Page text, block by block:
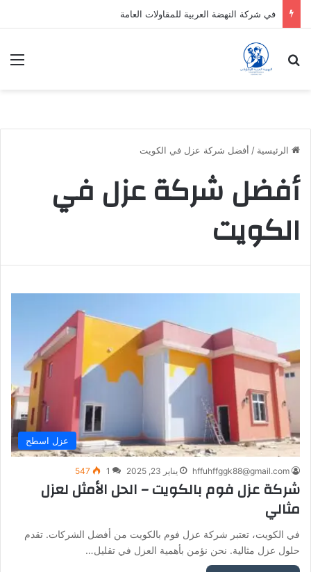
في شركة النهضة العربية للمقاولات العامة
بحث عن
الرئيسية / أفضل شركة عزل في الكويت
أفضل شركة عزل في
الكويت
عزل اسطح
hffuhffggk88@gmail.com يناير 23, 2025 1
547
شركة عزل فوم بالكويت – الحل الأمثل لعزل
مثالي
في الكويت، تعتبر شركة عزل فوم بالكويت من أفضل الشركات. تقدم
حلول عزل مثالية. نحن نؤمن بأهمية العزل في تقليل…